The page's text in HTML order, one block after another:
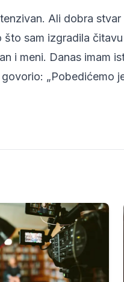
Ali dobra
sam izgradila
i meni. Danas imam
„Pobedićemo